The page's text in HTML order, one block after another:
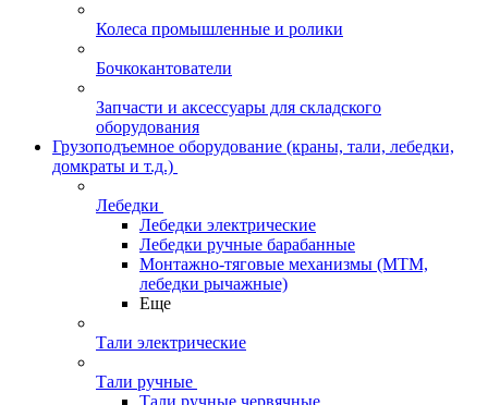
Колеса промышленные и ролики
Бочкокантователи
Запчасти и аксессуары для складского
оборудования
Грузоподъемное оборудование (краны, тали, лебедки,
домкраты и т.д.)
Лебедки
Лебедки электрические
Лебедки ручные барабанные
Монтажно-тяговые механизмы (МТМ,
лебедки рычажные)
Еще
Тали электрические
Тали ручные
Тали ручные червячные